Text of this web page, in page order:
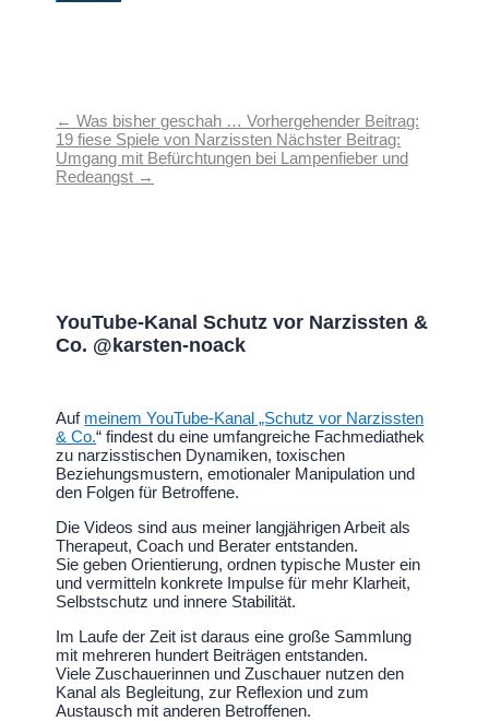
←Was bisher geschah … Vorhergehender Beitrag:
19 fiese Spiele von Narzissten Nächster Beitrag:
Umgang mit Befürchtungen bei Lampenfieber und
Redeangst →
YouTube-Kanal Schutz vor Narzissten &
Co. @karsten-noack
Auf meinem YouTube-Kanal „Schutz vor Narzissten
& Co.“ findest du eine umfangreiche Fachmediathek
zu narzisstischen Dynamiken, toxischen
Beziehungsmustern, emotionaler Manipulation und
den Folgen für Betroffene.
Die Videos sind aus meiner langjährigen Arbeit als
Therapeut, Coach und Berater entstanden.
Sie geben Orientierung, ordnen typische Muster ein
und vermitteln konkrete Impulse für mehr Klarheit,
Selbstschutz und innere Stabilität.
Im Laufe der Zeit ist daraus eine große Sammlung
mit mehreren hundert Beiträgen entstanden.
Viele Zuschauerinnen und Zuschauer nutzen den
Kanal als Begleitung, zur Reflexion und zum
Austausch mit anderen Betroffenen.